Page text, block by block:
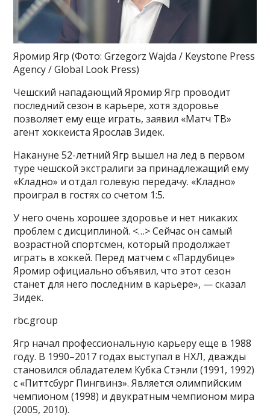
Яромир Ягр(Фото: Grzegorz Wajda / Keystone Press
Agency / Global Look Press)
Чешский нападающий Яромир Ягр проводит
последний сезон в карьере, хотя здоровье
позволяет ему еще играть, заявил «Матч ТВ»
агент хоккеиста Ярослав Зидек.
Накануне 52-летний Ягр вышел на лед в первом
туре чешской экстралиги за принадлежащий ему
«Кладно» и отдал голевую передачу. «Кладно»
проиграл в гостях со счетом 1:5.
У него очень хорошее здоровье и нет никаких
проблем с дисциплиной. <…> Сейчас он самый
возрастной спортсмен, который продолжает
играть в хоккей. Перед матчем с «Пардубице»
Яромир официально объявил, что этот сезон
станет для него последним в карьере», — сказал
Зидек.
rbc.group
Ягр начал профессиональную карьеру еще в 1988
году. В 1990–2017 годах выступал в НХЛ, дважды
становился обладателем Кубка Стэнли (1991, 1992)
с «Питтсбург Пингвинз». Является олимпийским
чемпионом (1998) и двукратным чемпионом мира
(2005, 2010).